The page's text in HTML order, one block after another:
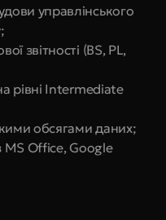
управлінського
звітності (BS, PL,
рівні Intermediate
обсягами даних;
MS Office, Google